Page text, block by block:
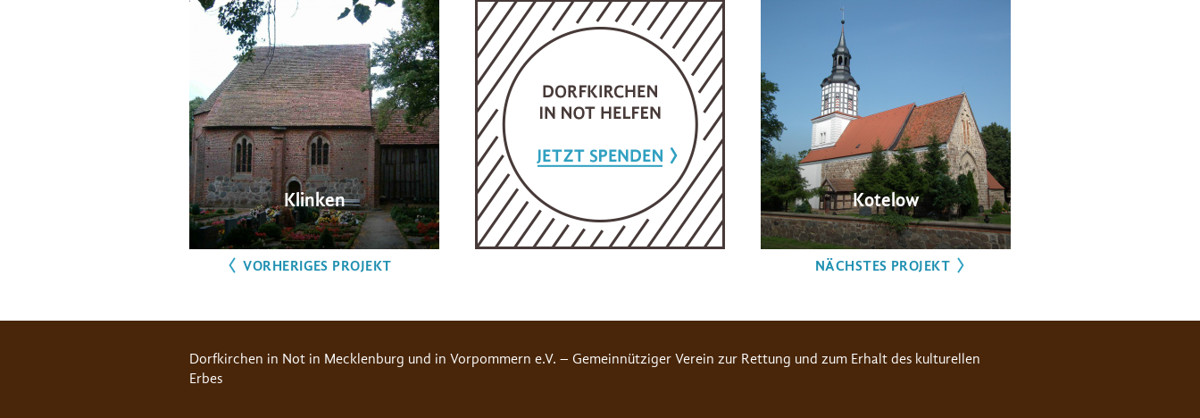
Klinken
VORHERIGES PROJEKT
Kotelow
NÄCHSTES PROJEKT
Dorfkirchen in Not in Mecklenburg und in Vorpommern e.V. – Gemeinnütziger Verein zur Rettung und zum Erhalt des kulturellen
Erbes